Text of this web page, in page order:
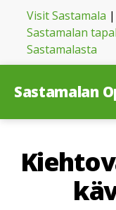
Visit Sastamala |
Sastamalan
Sastamalasta
Sastamalan